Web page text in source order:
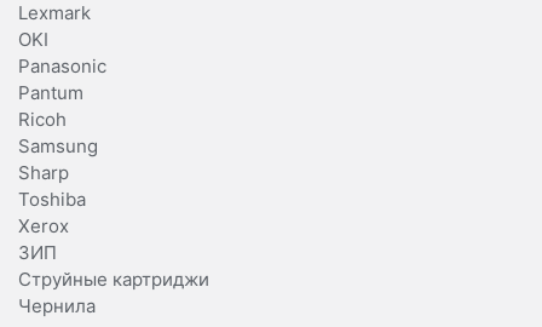
Lexmark
OKI
Panasonic
Pantum
Ricoh
Samsung
Sharp
Toshiba
Xerox
ЗИП
Струйные картриджи
Чернила